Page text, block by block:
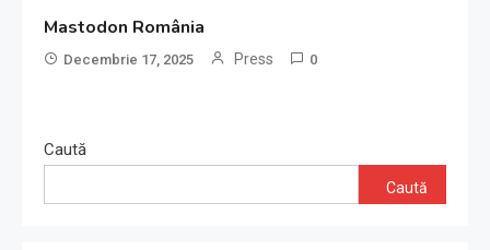
Mastodon România
Decembrie 17, 2025 Press 0
Caută
Caută